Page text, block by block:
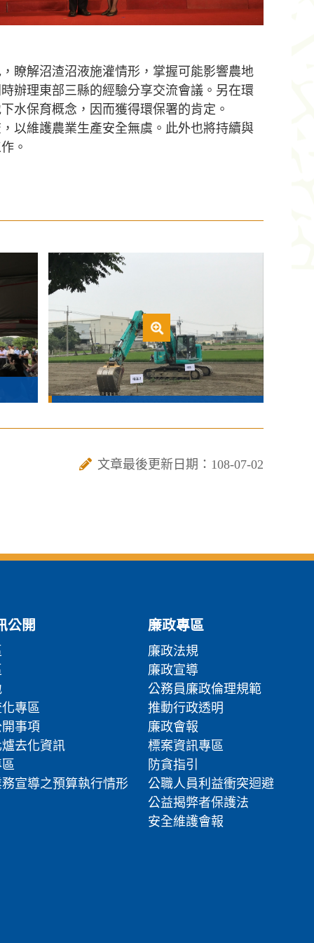
瞭解沼渣沼液施灌情形，掌握可能影響農地
辦理東部三縣的經驗分享交流會議。另在環
水保育概念，因而獲得環保署的肯定。
以維護農業生產安全無虞。此外也將持續與
。
文章最後更新日期：108-07-02
公開
專區
事項
去化資訊
宣導之預算執行情形
廉政專區
廉政法規
廉政宣導
公務員廉政倫理規範
推動行政透明
廉政會報
標案資訊專區
防貪指引
公職人員利益衝突迴避
公益揭弊者保護法
安全維護會報